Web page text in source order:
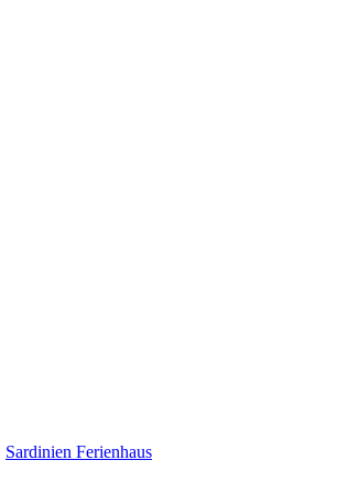
Sardinien Ferienhaus